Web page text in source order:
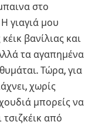
στο
γιαγιά μου
βανίλιας και
τα αγαπημένα
Τώρα, για
χωρίς
μπορείς να
τσιζκέικ από